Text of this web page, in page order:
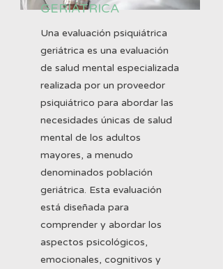
GERIÁTRICA
Una evaluación psiquiátrica
geriátrica es una evaluación
de salud mental especializada
realizada por un proveedor
psiquiátrico para abordar las
necesidades únicas de salud
mental de los adultos
mayores, a menudo
denominados población
geriátrica. Esta evaluación
está diseñada para
comprender y abordar los
aspectos psicológicos,
emocionales, cognitivos y